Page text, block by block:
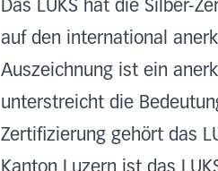
Das LUKS hat die Silber-
auf den international
Auszeichnung ist ein
unterstreicht die
Zertifizierung gehört das